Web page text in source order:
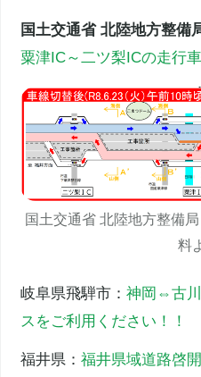
国土交通省 北陸地方整備
粟津IC～二ツ梨ICの走行
国土交通省 北陸地方整備
料
岐阜県飛騨市：神岡⇔古
スをご利用ください！！
福井県：福井県域道路啓